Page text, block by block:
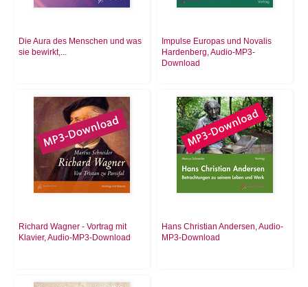
Die Aura des Menschen und was
sie bewirkt,...
Impulse Europas und Novalis
Hardenberg, Audio-MP3-
Download
Richard Wagner - Vortrag mit
Klavier, Audio-MP3-Download
Hans Christian Andersen, Audio-
MP3-Download